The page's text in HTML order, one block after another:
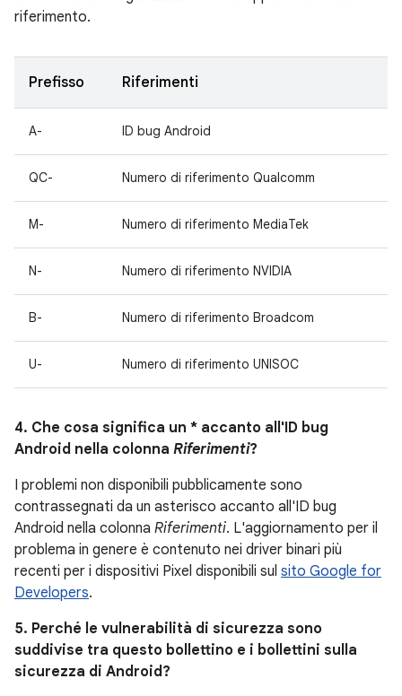
riferimento.
Prefisso Riferimenti
A- ID bug Android
QC- Numero di riferimento Qualcomm
M- Numero di riferimento MediaTek
N- Numero di riferimento NVIDIA
B- Numero di riferimento Broadcom
U- Numero di riferimento UNISOC
4. Che cosa significa un * accanto all'ID bug
Android nella colonna Riferimenti?
I problemi non disponibili pubblicamente sono
contrassegnati da un asterisco accanto all'ID bug
Android nella colonna Riferimenti. L'aggiornamento per il
problema in genere è contenuto nei driver binari più
recenti per i dispositivi Pixel disponibili sul sito Google for
Developers.
5. Perché le vulnerabilità di sicurezza sono
suddivise tra questo bollettino e i bollettini sulla
sicurezza di Android?